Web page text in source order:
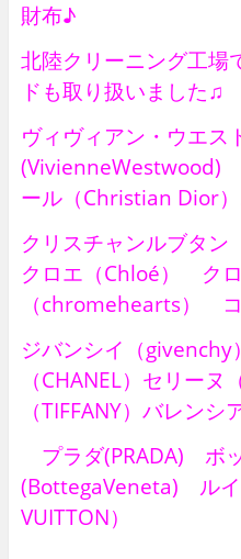
財布♪
北陸クリーニング工場
ドも取り扱いました♫
ヴィヴィアン・ウエス
(VivienneWestwood)
ール（Christian Dior）
クリスチャンルブタ
クロエ（Chloé） ク
（chromehearts）
ジバンシイ（
（CHANEL）セリー
（TIFFANY）バレン
プラダ(PRADA) ボ
(BottegaVeneta) ルイ
VUITTON）